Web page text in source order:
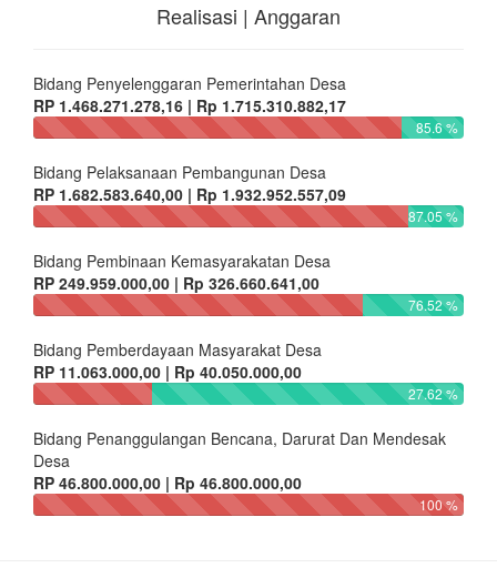
Realisasi | Anggaran
Bidang Penyelenggaran Pemerintahan Desa
RP 1.468.271.278,16 | Rp 1.715.310.882,17
85.6 %
Bidang Pelaksanaan Pembangunan Desa
RP 1.682.583.640,00 | Rp 1.932.952.557,09
87.05 %
Bidang Pembinaan Kemasyarakatan Desa
RP 249.959.000,00 | Rp 326.660.641,00
76.52 %
Bidang Pemberdayaan Masyarakat Desa
RP 11.063.000,00 | Rp 40.050.000,00
27.62 %
Bidang Penanggulangan Bencana, Darurat Dan Mendesak
Desa
RP 46.800.000,00 | Rp 46.800.000,00
100 %